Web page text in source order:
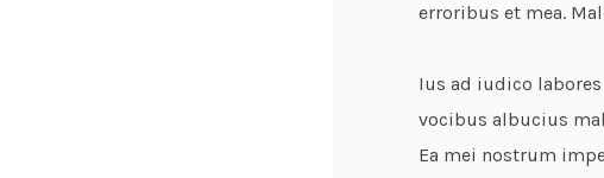
erroribus et mea.
Ius ad iudico
vocibus albucius
Ea mei nostrum